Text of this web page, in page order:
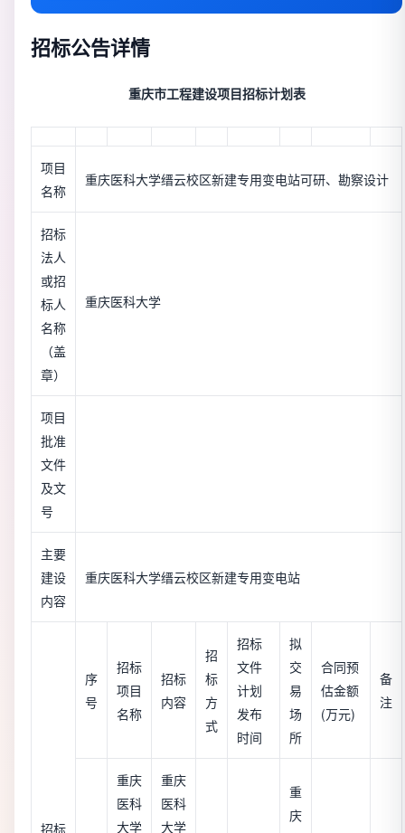
招标公告详情
重庆市工程建设项目招标计划表
项目
名称
重庆医科大学缙云校区新建专用变电站可研、勘察设计
招标
法人
或招
标人
名称
（盖
章）
重庆医科大学
项目
批准
文件
及文
号
主要
建设
内容
重庆医科大学缙云校区新建专用变电站
招标
序
号
招标
项目
名称
招标
内容
招
标
方
式
招标
文件
计划
发布
时间
拟
交
易
场
所
合同预
估金额
(万元)
备
注
重庆
医科
大学
重庆
医科
大学
重
庆